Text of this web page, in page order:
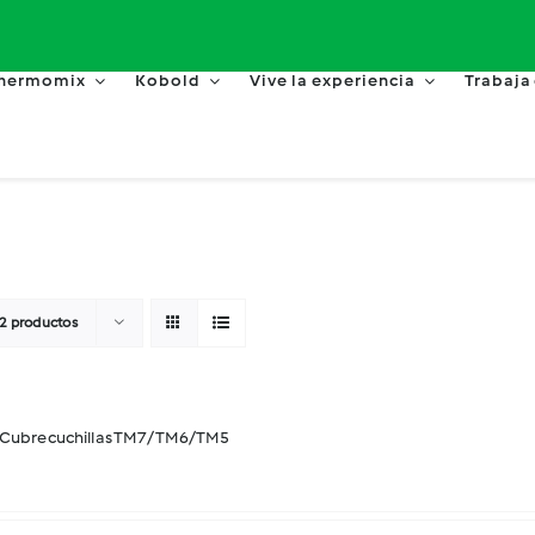
Kobold Vive la experiencia
productos
TM7/TM6/TM5